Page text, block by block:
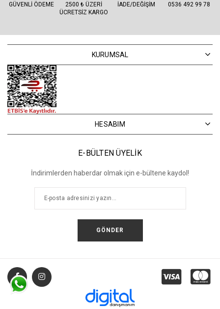
GÜVENLI ÖDEME
2500 ₺ ÜZERI
ÜCRETSIZ KARGO
İADE/DEĞIŞIM 0536 492 99 78
KURUMSAL
HESABIM
E-BÜLTEN ÜYELİK
İndirimlerden haberdar olmak için e-bültene kaydol!
GÖNDER